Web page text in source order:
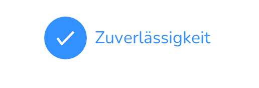
Zuverlässigkeit